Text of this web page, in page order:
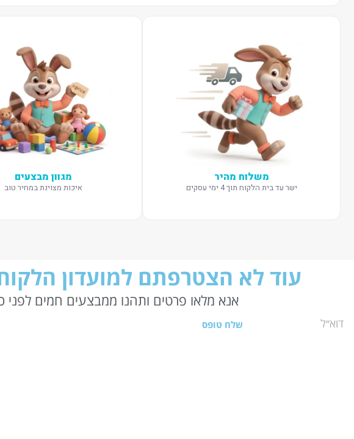
משלוח מהיר
ישר עד בית הלקוח תוך 4 ימי עסקים
מגוון מבצעים
איכות מצוינת במחיר טוב
עוד לא הצטרפתם למועדון
אנא מלאו פרטים ותהנו ממבצעים חמים לפני
שלח טופס